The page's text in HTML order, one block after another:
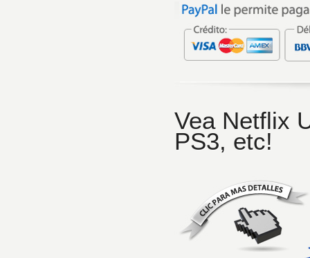
Vea Netflix
PS3, etc!